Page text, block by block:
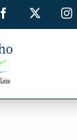
Facebook